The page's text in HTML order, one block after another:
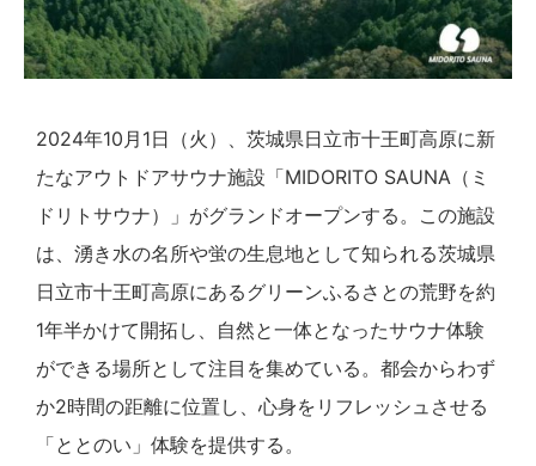
2024年10月1日（火）、茨城県日立市十王町高原に新
たなアウトドアサウナ施設「MIDORITO SAUNA（ミ
ドリトサウナ）」がグランドオープンする。この施設
は、湧き水の名所や蛍の生息地として知られる茨城県
日立市十王町高原にあるグリーンふるさとの荒野を約
1年半かけて開拓し、自然と一体となったサウナ体験
ができる場所として注目を集めている。都会からわず
か2時間の距離に位置し、心身をリフレッシュさせる
「ととのい」体験を提供する。